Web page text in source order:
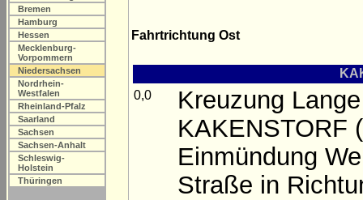
Bremen
Hamburg
Hessen
Mecklenburg-
Vorpommern
Niedersachsen
Nordrhein-
Westfalen
Rheinland-Pfalz
Saarland
Sachsen
Sachsen-Anhalt
Schleswig-
Holstein
Thüringen
Fahrtrichtung Ost
0,0
Kreuzung
KAKENSTORF
Einmündung
Straße in